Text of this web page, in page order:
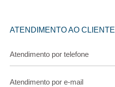
ATENDIMENTO AO CLIENTE
Atendimento por telefone
Atendimento por e-mail